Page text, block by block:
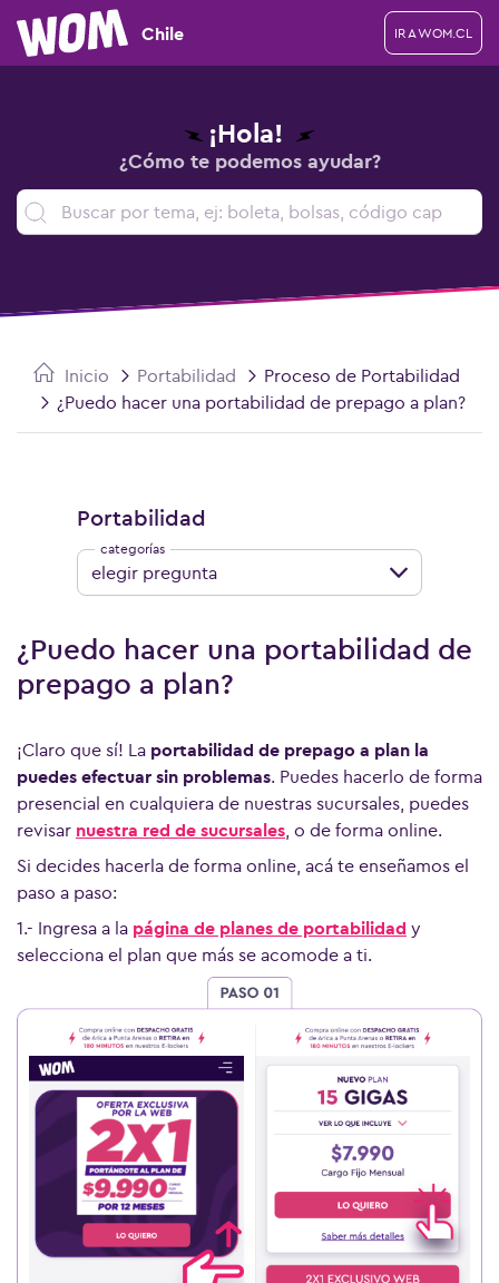
Chile IR A WOM.CL
¡Hola!
¿Cómo te podemos ayudar?
Inicio Portabilidad
Proceso de Portabilidad
¿Puedo hacer una portabilidad de prepago a plan?
¿Puedo hacer una portabilidad de
prepago a plan?
¡Claro que sí! La portabilidad de prepago a plan la
puedes efectuar sin problemas. Puedes hacerlo de forma
presencial en cualquiera de nuestras sucursales, puedes
revisar nuestra red de sucursales, o de forma online.
Si decides hacerla de forma online, acá te enseñamos el
paso a paso:
1.- Ingresa a la página de planes de portabilidad y
selecciona el plan que más se acomode a ti.
Portabilidad
elegir pregunta
Ver más preguntas